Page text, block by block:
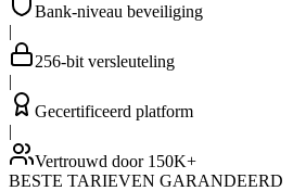
Bank-niveau beveiliging
|
256-bit versleuteling
|
Gecertificeerd platform
|
Vertrouwd door 150K+
BESTE TARIEVEN GARANDEERD